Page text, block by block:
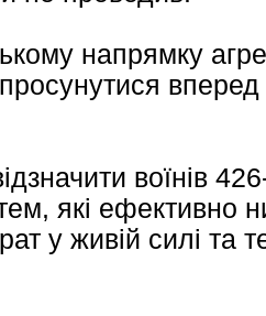
напрямку
вперед
воїнів
які ефективно
у живій силі та